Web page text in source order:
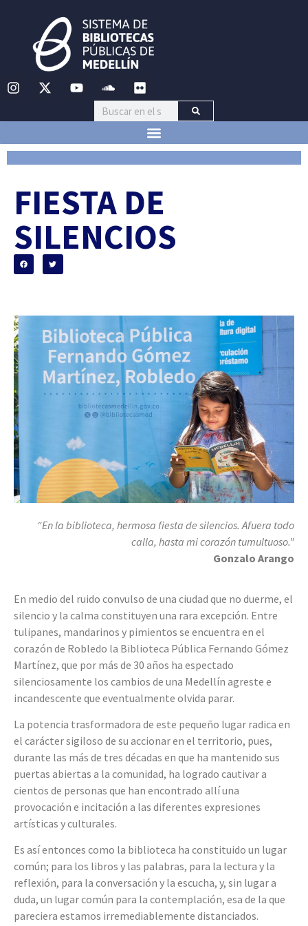
FIESTA DE
SILENCIOS
“En la biblioteca, hermosa fiesta de silencios. Afuera todo
calla, hasta mi corazón tumultuoso.”
Gonzalo Arango
En medio del ruido convulso de una ciudad que no duerme, el
silencio y la calma constituyen una rara excepción. Entre
tulipanes, mandarinos y pimientos se encuentra en el
corazón de Robledo la Biblioteca Pública Fernando Gómez
Martínez, que por más de 30 años ha espectado
silenciosamente los cambios de una Medellín agreste e
incandescente que eventualmente olvida parar.
La potencia trasformadora de este pequeño lugar radica en
el carácter sigiloso de su accionar en el territorio, pues,
durante las más de tres décadas en que ha mantenido sus
puertas abiertas a la comunidad, ha logrado cautivar a
cientos de personas que han encontrado allí una
provocación e incitación a las diferentes expresiones
artísticas y culturales.
Es así entonces como la biblioteca ha constituido un lugar
común; para los libros y las palabras, para la lectura y la
reflexión, para la conversación y la escucha, y, sin lugar a
duda, un lugar común para la contemplación, esa de la que
pareciera estamos irremediablemente distanciados.